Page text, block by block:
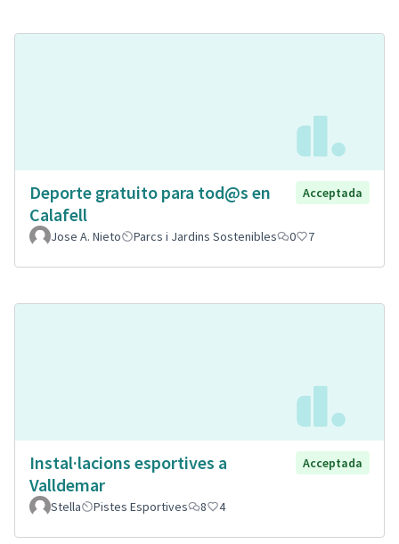
Deporte gratuito para tod@s en
Calafell
Acceptada
Jose A. Nieto Parcs i Jardins Sostenibles 0 7
Instal·lacions esportives a
Valldemar
Acceptada
Stella Pistes Esportives 8 4